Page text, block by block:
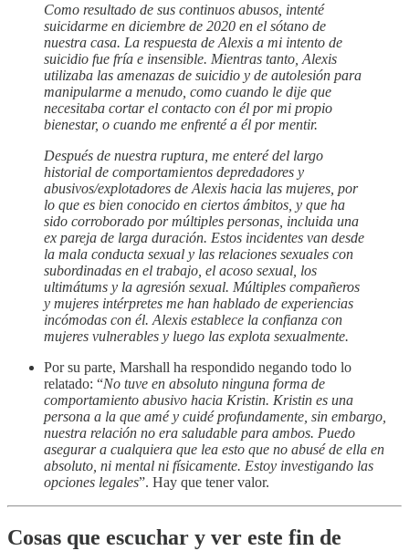
Como resultado de sus continuos abusos, intenté
suicidarme en diciembre de 2020 en el sótano de
nuestra casa. La respuesta de Alexis a mi intento de
suicidio fue fría e insensible. Mientras tanto, Alexis
utilizaba las amenazas de suicidio y de autolesión para
manipularme a menudo, como cuando le dije que
necesitaba cortar el contacto con él por mi propio
bienestar, o cuando me enfrenté a él por mentir.
Después de nuestra ruptura, me enteré del largo
historial de comportamientos depredadores y
abusivos/explotadores de Alexis hacia las mujeres, por
lo que es bien conocido en ciertos ámbitos, y que ha
sido corroborado por múltiples personas, incluida una
ex pareja de larga duración. Estos incidentes van desde
la mala conducta sexual y las relaciones sexuales con
subordinadas en el trabajo, el acoso sexual, los
ultimátums y la agresión sexual. Múltiples compañeros
y mujeres intérpretes me han hablado de experiencias
incómodas con él. Alexis establece la confianza con
mujeres vulnerables y luego las explota sexualmente.
Por su parte, Marshall ha respondido negando todo lo
relatado: “No tuve en absoluto ninguna forma de
comportamiento abusivo hacia Kristin. Kristin es una
persona a la que amé y cuidé profundamente, sin embargo,
nuestra relación no era saludable para ambos. Puedo
asegurar a cualquiera que lea esto que no abusé de ella en
absoluto, ni mental ni físicamente. Estoy investigando las
opciones legales”. Hay que tener valor.
Cosas que escuchar y ver este fin de